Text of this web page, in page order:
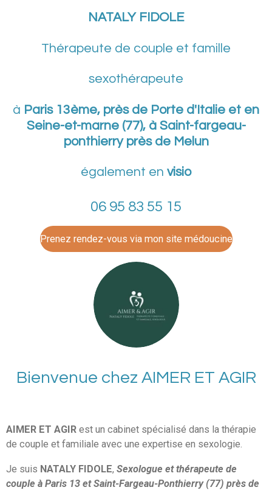
NATALY FIDOLE
Thérapeute de couple et famille
sexothérapeute
à Paris 13ème, près de Porte d'Italie et en
Seine-et-marne (77), à Saint-fargeau-
ponthierry près de Melun
également en visio
06 95 83 55 15
Prenez rendez-vous via mon site médoucine
Bienvenue chez AIMER ET AGIR
AIMER ET AGIR est un cabinet spécialisé dans la thérapie
de couple et familiale avec une expertise en sexologie.
Je suis NATALY FIDOLE, Sexologue et thérapeute de
couple à Paris 13 et Saint-Fargeau-Ponthierry (77) près de